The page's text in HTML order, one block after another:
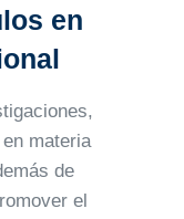
en
materia
de
el